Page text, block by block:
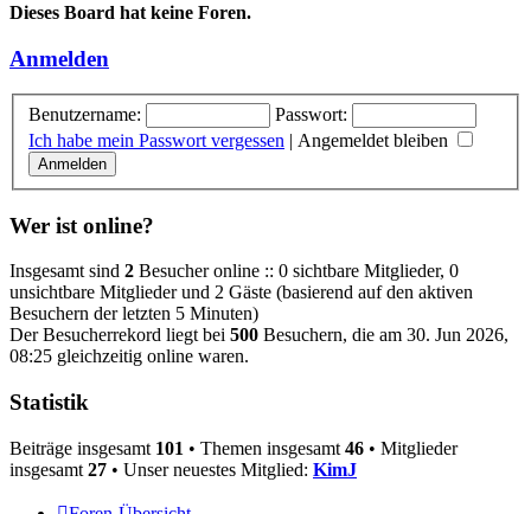
Dieses Board hat keine Foren.
Anmelden
Benutzername:
Passwort:
Ich habe mein Passwort vergessen | Angemeldet bleiben
Wer ist online?
Insgesamt sind 2 Besucher online :: 0 sichtbare Mitglieder, 0
unsichtbare Mitglieder und 2 Gäste (basierend auf den aktiven
Besuchern der letzten 5 Minuten)
Der Besucherrekord liegt bei 500 Besuchern, die am 30. Jun 2026,
08:25 gleichzeitig online waren.
Statistik
Beiträge insgesamt 101 • Themen insgesamt 46 • Mitglieder
insgesamt 27 • Unser neuestes Mitglied: KimJ